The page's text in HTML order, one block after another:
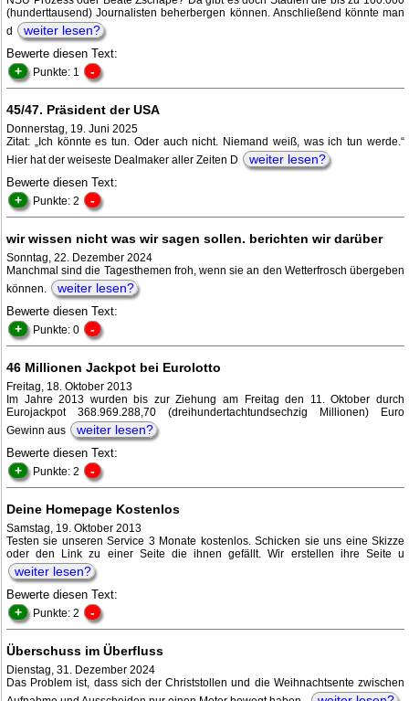
(hunderttausend) Journalisten beherbergen können. Anschließend könnte man
d
weiter lesen?
Bewerte diesen Text:
+ Punkte: 1 -
45/47. Präsident der USA
Donnerstag, 19. Juni 2025
Zitat: „Ich könnte es tun. Oder auch nicht. Niemand weiß, was ich tun werde.“
Hier hat der weiseste Dealmaker aller Zeiten D
weiter lesen?
Bewerte diesen Text:
+ Punkte: 2 -
wir wissen nicht was wir sagen sollen. berichten wir darüber
Sonntag, 22. Dezember 2024
Manchmal sind die Tagesthemen froh, wenn sie an den Wetterfrosch übergeben
können.
weiter lesen?
Bewerte diesen Text:
+ Punkte: 0 -
46 Millionen Jackpot bei Eurolotto
Freitag, 18. Oktober 2013
Im Jahre 2013 wurden bis zur Ziehung am Freitag den 11. Oktober durch
Eurojackpot 368.969.288,70 (dreihundertachtundsechzig Millionen) Euro
Gewinn aus
weiter lesen?
Bewerte diesen Text:
+ Punkte: 2 -
Deine Homepage Kostenlos
Samstag, 19. Oktober 2013
Testen sie unseren Service 3 Monate kostenlos. Schicken sie uns eine Skizze
oder den Link zu einer Seite die ihnen gefällt. Wir erstellen ihre Seite u
weiter lesen?
Bewerte diesen Text:
+ Punkte: 2 -
Überschuss im Überfluss
Dienstag, 31. Dezember 2024
Das Problem ist, dass sich der Christstollen und die Weihnachtsente zwischen